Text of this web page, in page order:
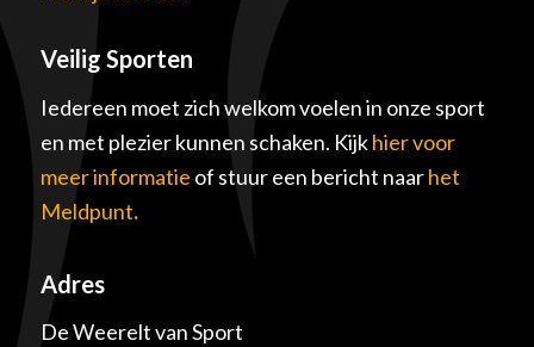
Veilig Sporten
Iedereen moet zich welkom voelen in onze sport
en met plezier kunnen schaken. Kijkhier voor
meer informatie of stuur een bericht naarhet
Meldpunt.
Adres
De Weerelt van Sport